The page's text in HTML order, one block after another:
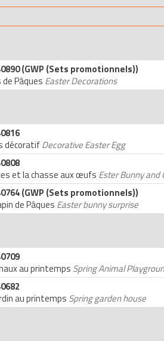
(GWP (Sets promotionnels))
Pâques Easter Decorations
décoratifDecorative Easter Egg
et la chasse aux œufs Ester Bunny and
(GWP (Sets promotionnels))
de Pâques Easter bunny surprise
au printemps Spring Animal
au printemps Spring garden house